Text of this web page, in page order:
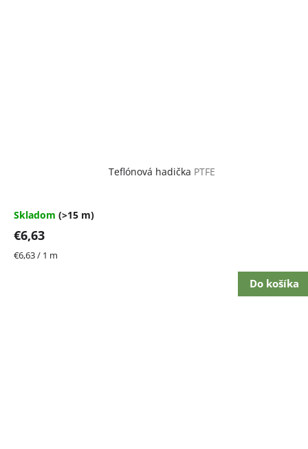
Teflónová hadička PTFE
Skladom (>15 m)
€6,63
Jednotková
€6,63 / 1 m
Do košíka